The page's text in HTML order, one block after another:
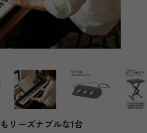
リーズナブルな1台